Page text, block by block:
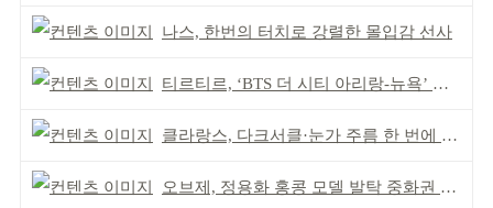
나스, 한번의 터치로 강렬한 몰입감 선사
티르티르, ‘BTS 더 시티 아리랑-뉴욕’ 참여
클라랑스, 다크서클·눈가 주름 한 번에 더블 케어
오브제, 정용화 홍콩 모델 발탁 중화권 공략 강화